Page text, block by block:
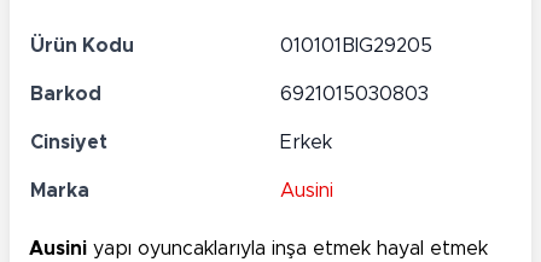
Ürün Kodu 010101BIG29205
Barkod 6921015030803
Cinsiyet Erkek
Marka Ausini
Ausini yapı oyuncaklarıyla inşa etmek hayal etmek